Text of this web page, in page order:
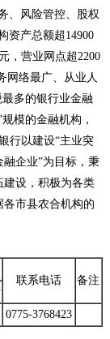
、风险管控、股权
资产总额超14900
，营业网点超2200
网络最广、从业人
多的银行业金融
模的金融机构，
行以建设“主业突
企业”为目标，秉
建设，积极为各类
各市县农合机构的
联系电话
备注
0775-3768423